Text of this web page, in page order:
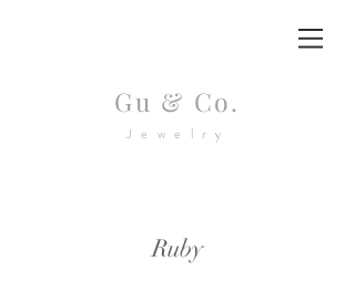
Gu & Co.
Jewelry
Ruby